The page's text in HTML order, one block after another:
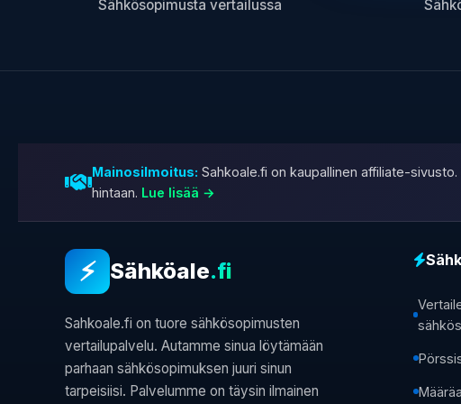
Sähkösopimusta vertailussa
Mainosilmoitus: Sahkoale.fi on kaupallinen affiliate-
hintaan. Lue lisää →
⚡ Sähköale.fi
Sahkoale.fi on tuore sähkösopimusten
vertailupalvelu. Autamme sinua löytämään
parhaan sähkösopimuksen juuri sinun
tarpeisiisi. Palvelumme on täysin ilmainen